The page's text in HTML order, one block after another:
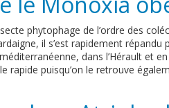
phytophage de l’ordre des
il s’est rapidement répandu
dans l’Hérault et
rapide puisqu’on le retrouve